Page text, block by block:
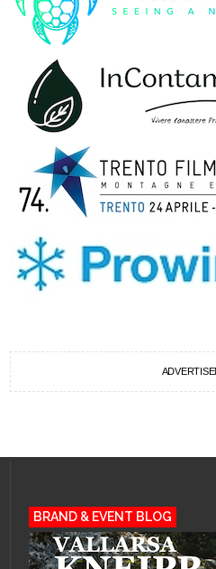
BRAND & EVENT BLOG